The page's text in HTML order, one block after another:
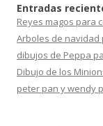
Entradas
Reyes magos para
Arboles de navidad
dibujos de Peppa
Dibujo de los
peter pan y wendy